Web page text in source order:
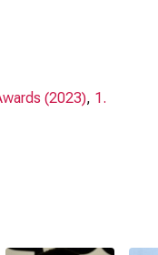
(2023), 1.